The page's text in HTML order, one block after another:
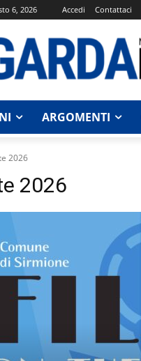
6, 2026 Accedi Contattaci
ARGOMENTI
2026
2026